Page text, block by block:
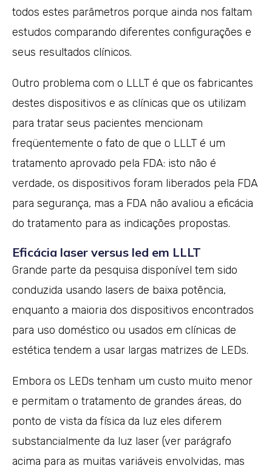
todos estes parâmetros porque ainda nos faltam
estudos comparando diferentes configurações e
seus resultados clínicos.
Outro problema com o LLLT é que os fabricantes
destes dispositivos e as clínicas que os utilizam
para tratar seus pacientes mencionam
freqüentemente o fato de que o LLLT é um
tratamento aprovado pela FDA: isto não é
verdade, os dispositivos foram liberados pela FDA
para segurança, mas a FDA não avaliou a eficácia
do tratamento para as indicações propostas.
Eficácia laser versus led em LLLT
Grande parte da pesquisa disponível tem sido
conduzida usando lasers de baixa potência,
enquanto a maioria dos dispositivos encontrados
para uso doméstico ou usados em clínicas de
estética tendem a usar largas matrizes de LEDs.
Embora os LEDs tenham um custo muito menor
e permitam o tratamento de grandes áreas, do
ponto de vista da física da luz eles diferem
substancialmente da luz laser (ver parágrafo
acima para as muitas variáveis envolvidas, mas